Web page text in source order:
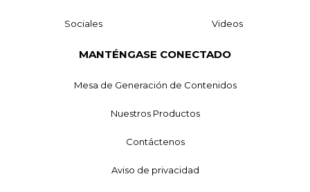
Sociales Videos
MANTÉNGASE CONECTADO
Mesa de Generación de Contenidos
Nuestros Productos
Contáctenos
Aviso de privacidad